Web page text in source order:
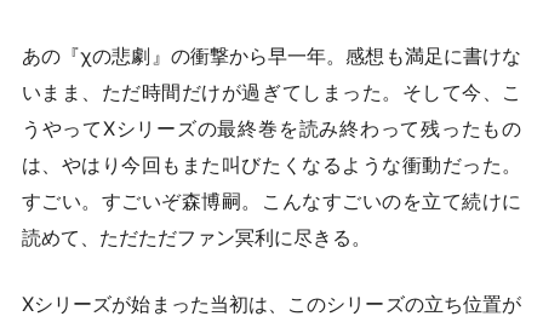
あの『χの悲劇』の衝撃から早一年。感想も満足に書けな
いまま、ただ時間だけが過ぎてしまった。そして今、こ
うやってXシリーズの最終巻を読み終わって残ったもの
は、やはり今回もまた叫びたくなるような衝動だった。
すごい。すごいぞ森博嗣。こんなすごいのを立て続けに
読めて、ただただファン冥利に尽きる。
Xシリーズが始まった当初は、このシリーズの立ち位置が